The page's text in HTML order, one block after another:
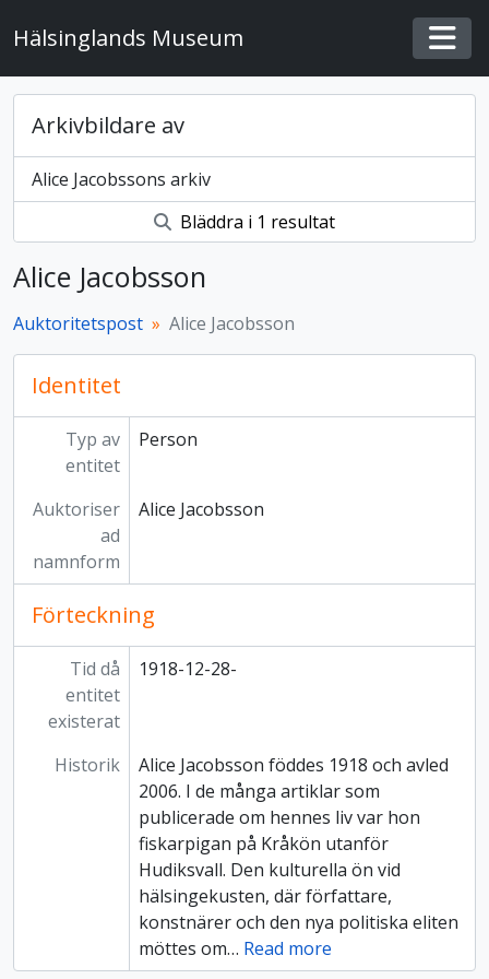
Hälsinglands Museum
Arkivbildare av
Alice Jacobssons arkiv
Bläddra i 1 resultat
Alice Jacobsson
Auktoritetspost Alice Jacobsson
Identitet
Typ av
entitet
Person
Auktoriser
ad
namnform
Alice Jacobsson
Förteckning
Tid då
entitet
existerat
1918-12-28-
Historik
Alice Jacobsson föddes 1918 och avled
2006. I de många artiklar som
publicerade om hennes liv var hon
fiskarpigan på Kråkön utanför
Hudiksvall. Den kulturella ön vid
hälsingekusten, där författare,
konstnärer och den nya politiska eliten
möttes om… Read more